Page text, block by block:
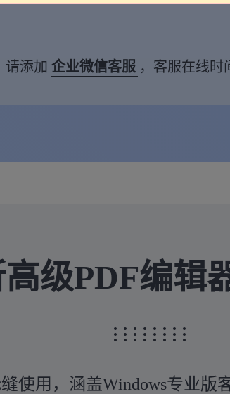
请添加 企业微信客服 ，客服在线时
级PDF编辑
使用，涵盖Windows专业版